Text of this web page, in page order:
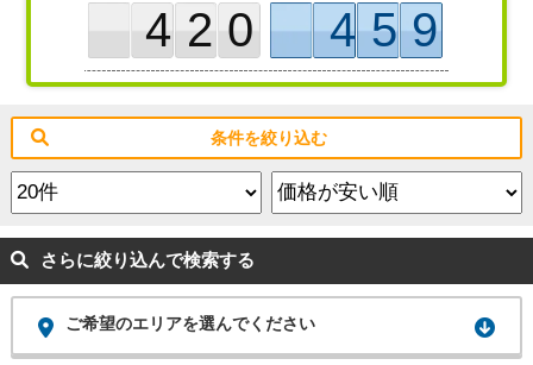
420 459
条件を絞り込む
さらに絞り込んで検索する
ご希望のエリアを選んでください